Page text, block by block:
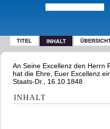
TITEL INHALT
An Seine Excellenz den Herrn
hat die Ehre, Euer Excellenz
Staats-Dr., 16.10.1848
INHALT